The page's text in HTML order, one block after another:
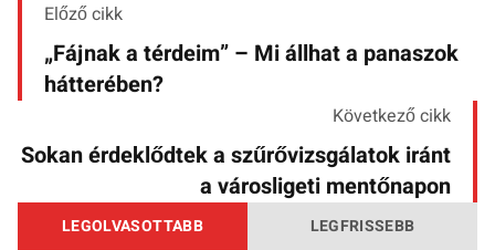
Előző cikk
„Fájnak a térdeim” – Mi állhat a panaszok
hátterében?
Következő cikk
Sokan érdeklődtek a szűrővizsgálatok iránt
a városligeti mentőnapon
LEGOLVASOTTABB LEGFRISSEBB